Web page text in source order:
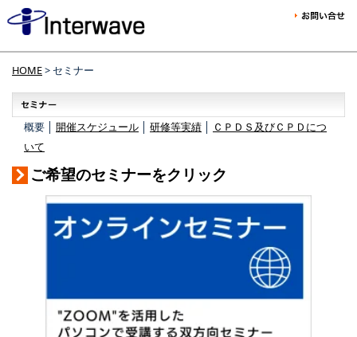
HOME> セミナー
概要 │ 開催スケジュール 研修等実績
ＣＰＤＳ及びＣＰＤにつ
いて
ご希望のセミナーをクリック